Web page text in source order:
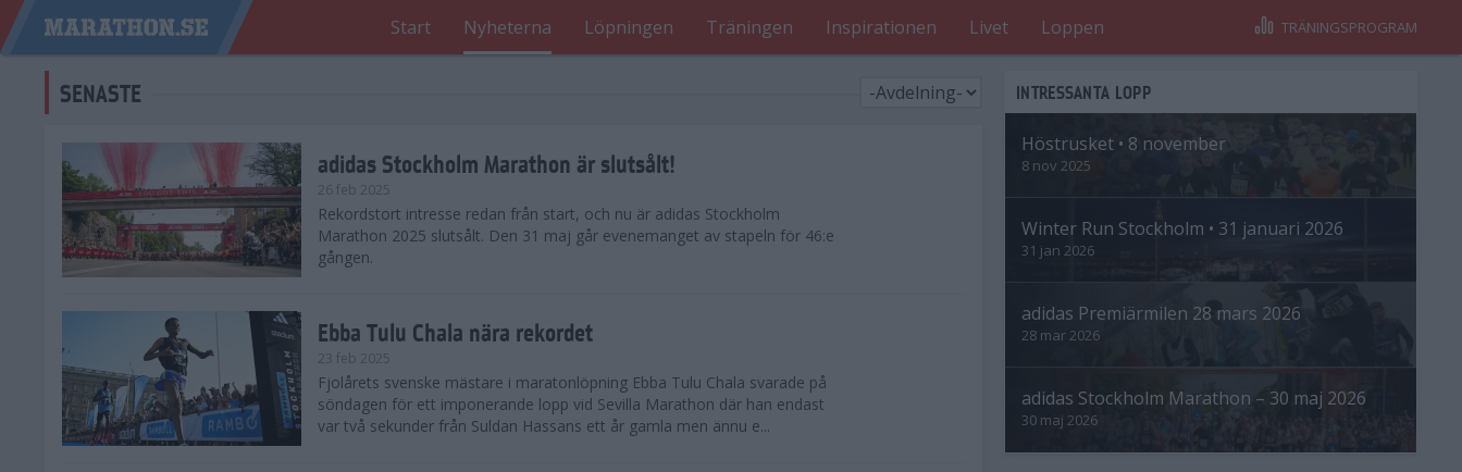
Start Nyheterna Löpningen Träningen Inspirationen Livet Loppen TRÄNINGSPROGRAM
SENASTE
adidas Stockholm Marathon är slutsålt!
26 feb 2025
Rekordstort intresse redan från start, och nu är adidas Stockholm
Marathon 2025 slutsålt. Den 31 maj går evenemanget av stapeln för 46:e
gången.
Ebba Tulu Chala nära rekordet
23 feb 2025
Fjolårets svenske mästare i maratonlöpning Ebba Tulu Chala svarade på
söndagen för ett imponerande lopp vid Sevilla Marathon där han endast
var två sekunder från Suldan Hassans ett år gamla men ännu e...
INTRESSANTA LOPP
Höstrusket • 8 november
8 nov 2025
Winter Run Stockholm • 31 januari 2026
31 jan 2026
adidas Premiärmilen 28 mars 2026
28 mar 2026
adidas Stockholm Marathon – 30 maj 2026
30 maj 2026